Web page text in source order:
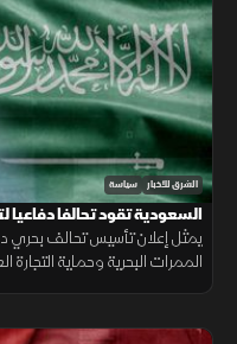
الشرق للأخبار سياسة
السعودية تقود تحالفا دفاعيا
يمثل إعلان تأسيس تحالف بحري
الممرات البحرية وحماية